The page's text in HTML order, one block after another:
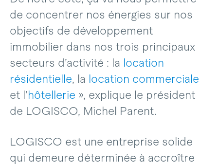
de concentrer nos énergies sur nos
objectifs de développement
immobilier dans nos trois principaux
secteurs d’activité : la location
résidentielle, la location commerciale
et l’hôtellerie », explique le président
de LOGISCO, Michel Parent.
LOGISCO est une entreprise solide
qui demeure déterminée à accroître